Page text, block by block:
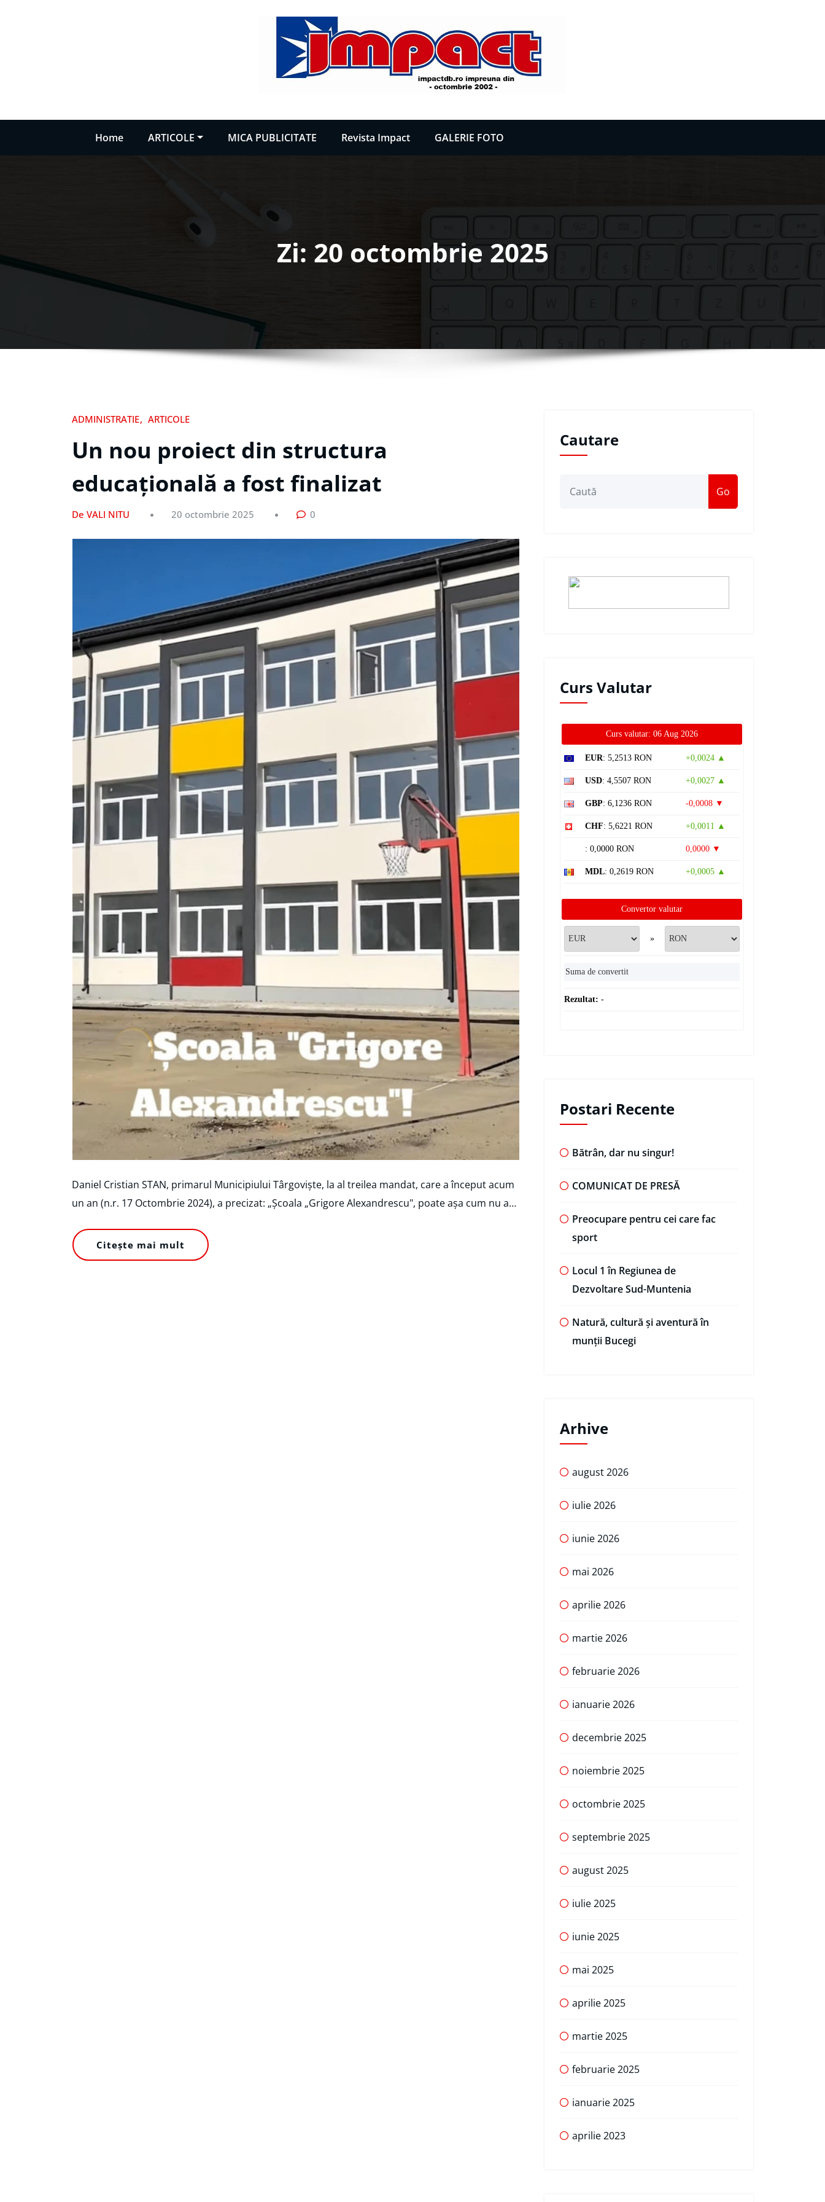
Home ARTICOLE MICA PUBLICITATE Revista Impact GALERIE FOTO
Zi: 20 octombrie 2025
ADMINISTRATIE ARTICOLE
Un nou proiect din structura
educațională a fost finalizat
De VALI NITU 20 octombrie 2025 0
Daniel Cristian STAN, primarul Municipiului Târgoviște, la al treilea mandat, care a început acum
un an (n.r. 17 Octombrie 2024), a precizat: „Școala „Grigore Alexandrescu", poate așa cum nu a…
Citește mai mult
Cautare
Go
Curs Valutar
Curs valutar: 06 Aug 2026
EUR: 5,2513 RON +0,0024 ▲
USD: 4,5507 RON +0,0027 ▲
GBP: 6,1236 RON -0,0008 ▼
CHF: 5,6221 RON +0,0011 ▲
: 0,0000 RON 0,0000 ▼
MDL: 0,2619 RON +0,0005 ▲
Convertor valutar
»
Rezultat: -
Postari Recente
Bătrân, dar nu singur!
COMUNICAT DE PRESĂ
Preocupare pentru cei care fac
sport
Locul 1 în Regiunea de
Dezvoltare Sud-Muntenia
Natură, cultură și aventură în
munții Bucegi
Arhive
august 2026
iulie 2026
iunie 2026
mai 2026
aprilie 2026
martie 2026
februarie 2026
ianuarie 2026
decembrie 2025
noiembrie 2025
octombrie 2025
septembrie 2025
august 2025
iulie 2025
iunie 2025
mai 2025
aprilie 2025
martie 2025
februarie 2025
ianuarie 2025
aprilie 2023